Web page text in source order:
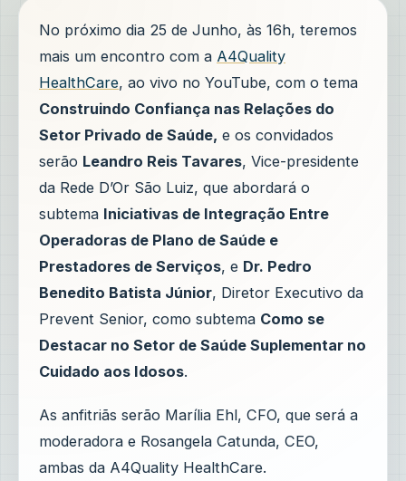
No próximo dia 25 de Junho, às 16h, teremos
mais um encontro com a A4Quality
HealthCare, ao vivo no YouTube, com o tema
Construindo Confiança nas Relações do
Setor Privado de Saúde, e os convidados
serão Leandro Reis Tavares, Vice-presidente
da Rede D’Or São Luiz, que abordará o
subtema Iniciativas de Integração Entre
Operadoras de Plano de Saúde e
Prestadores de Serviços, e Dr. Pedro
Benedito Batista Júnior, Diretor Executivo da
Prevent Senior, como subtema Como se
Destacar no Setor de Saúde Suplementar no
Cuidado aos Idosos.
As anfitriãs serão Marília Ehl, CFO, que será a
moderadora e Rosangela Catunda, CEO,
ambas da A4Quality HealthCare.